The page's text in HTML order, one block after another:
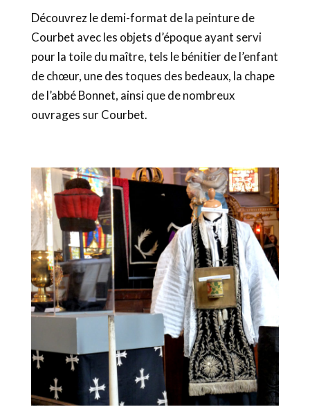
Découvrez le demi-format de la peinture de
Courbet avec les objets d’époque ayant servi
pour la toile du maître, tels le bénitier de l’enfant
de chœur, une des toques des bedeaux, la chape
de l’abbé Bonnet, ainsi que de nombreux
ouvrages sur Courbet.